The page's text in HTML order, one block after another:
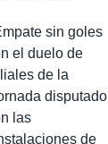
sin goles
el duelo de
de la
disputado
las
de